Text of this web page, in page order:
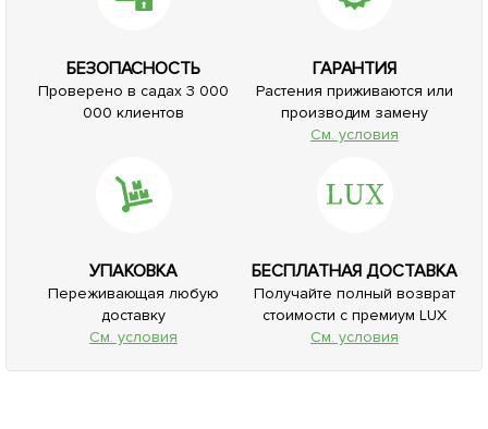
БЕЗОПАСНОСТЬ
Проверено в садах 3 000
000 клиентов
ГАРАНТИЯ
Растения приживаются или
производим замену
См. условия
УПАКОВКА
Переживающая любую
доставку
См. условия
БЕСПЛАТНАЯ ДОСТАВКА
Получайте полный возврат
стоимости с премиум LUX
См. условия